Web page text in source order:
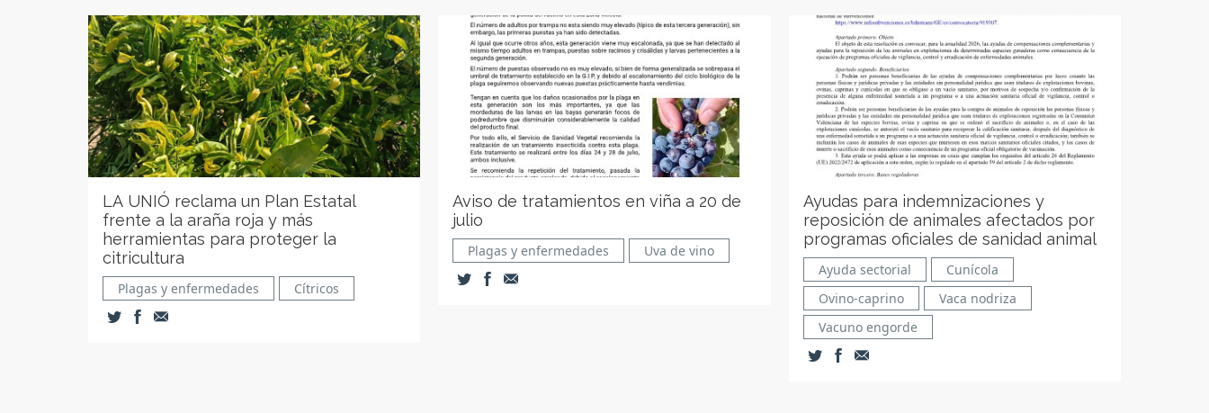
LA UNIÓ reclama un Plan Estatal
frente a la araña roja y más
herramientas para proteger la
citricultura
Plagas y enfermedades Cítricos
Aviso de tratamientos en viña a 20 de
julio
Plagas y enfermedades Uva de vino
Ayudas para indemnizaciones y
reposición de animales afectados por
programas oficiales de sanidad animal
Ayuda sectorial
Cunícola
Ovino-caprino
Vaca nodriza
Vacuno engorde